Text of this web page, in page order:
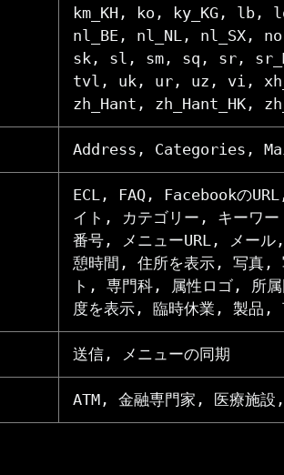
km_KH, ko, ky_KG,
nl_BE, nl_NL, nl_SX,
sk, sl, sm, sq, sr,
tvl, uk, ur, uz, vi, xh_ZA,
zh_Hant, zh_Hant_HK,
Address, Categories,
ECL, FAQ, Facebookの
イト, カテゴリー, キーワ
番号, メニューURL, メー
憩時間, 住所を表示, 写真,
ト, 専門科, 属性ロゴ, 所
度を表示, 臨時休業, 製品,
送信, メニューの同期
ATM, 金融専門家, 医療施